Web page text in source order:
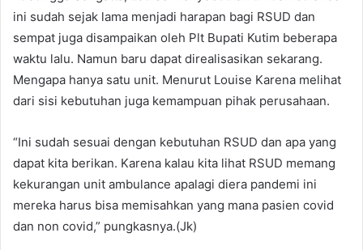
ini sudah sejak lama menjadi harapan bagi RSUD dan
sempat juga disampaikan oleh Plt Bupati Kutim beberapa
waktu lalu. Namun baru dapat direalisasikan sekarang.
Mengapa hanya satu unit. Menurut Louise Karena melihat
dari sisi kebutuhan juga kemampuan pihak perusahaan.
“Ini sudah sesuai dengan kebutuhan RSUD dan apa yang
dapat kita berikan. Karena kalau kita lihat RSUD memang
kekurangan unit ambulance apalagi diera pandemi ini
mereka harus bisa memisahkan yang mana pasien covid
dan non covid,” pungkasnya.(Jk)